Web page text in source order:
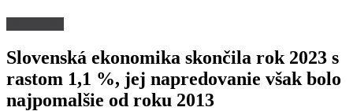
Slovenská ekonomika skončila rok 2023 s
rastom 1,1 %, jej napredovanie však bolo
najpomalšie od roku 2013